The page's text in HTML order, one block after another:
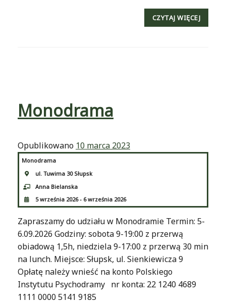
CZYTAJ WIĘCEJ
Monodrama
Opublikowano 10 marca 2023
Monodrama
ul. Tuwima 30 Słupsk
Anna Bielanska
5 września 2026 - 6 września 2026
Zapraszamy do udziału w Monodramie Termin: 5-
6.09.2026 Godziny: sobota 9-19:00 z przerwą
obiadową 1,5h, niedziela 9-17:00 z przerwą 30 min
na lunch. Miejsce: Słupsk, ul. Sienkiewicza 9
Opłatę należy wnieść na konto Polskiego
Instytutu Psychodramy nr konta: 22 1240 4689
1111 0000 5141 9185